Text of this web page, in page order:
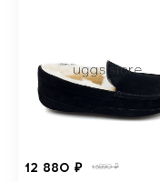
12 880 ₽ 13890 ₽